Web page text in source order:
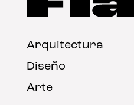
Arquitectura
Diseño
Arte